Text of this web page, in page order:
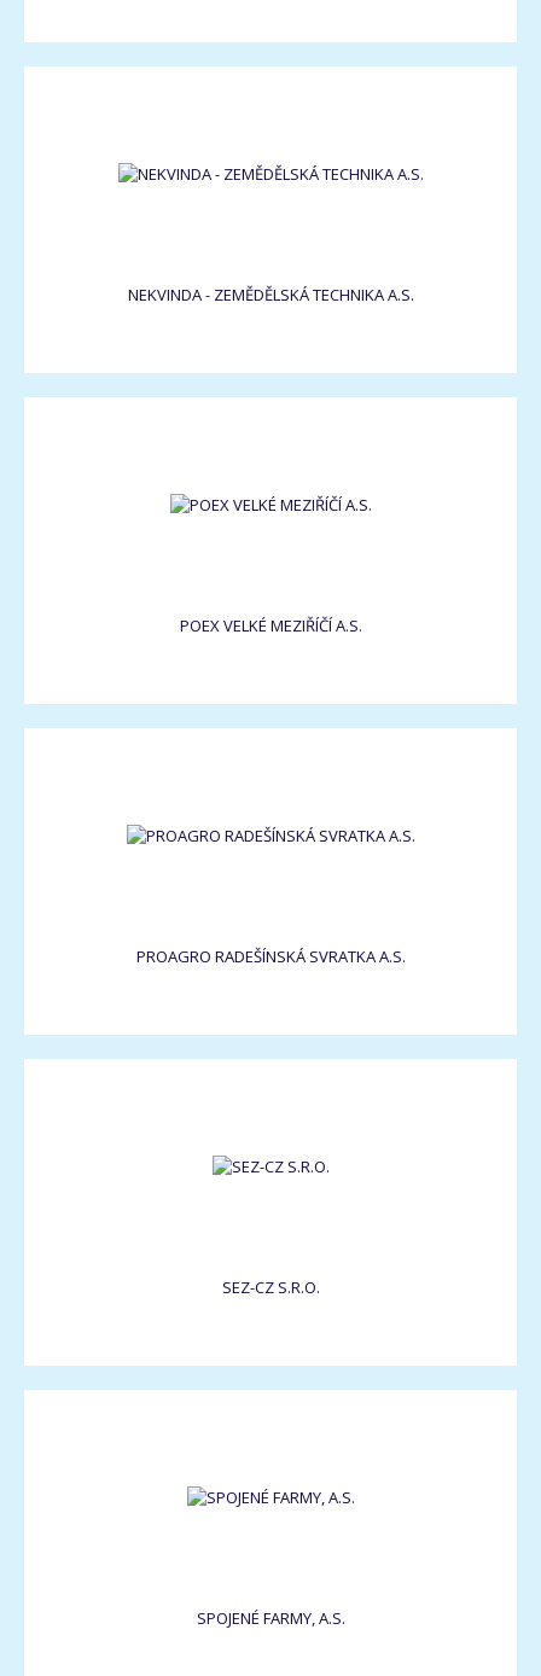
NEKVINDA - ZEMĚDĚLSKÁ TECHNIKA A.S.
POEX VELKÉ MEZIŘÍČÍ A.S.
PROAGRO RADEŠÍNSKÁ SVRATKA A.S.
SEZ-CZ S.R.O.
SPOJENÉ FARMY, A.S.